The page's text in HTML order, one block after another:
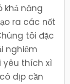
khả năng
ra các nốt
tôi đặc
nghiệm
yêu thích xì
dịp cần